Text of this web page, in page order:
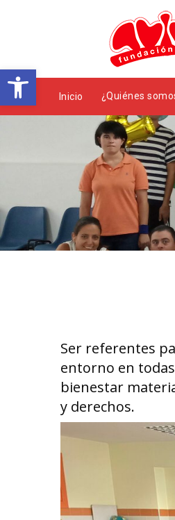
Abrir barra de herramientas
Inicio ¿Quiénes
Ser referentes
entorno en
bienestar
y derechos.